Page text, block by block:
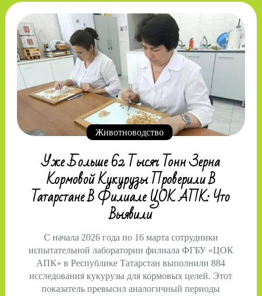
Животноводство
Уже Больше 62 Тысяч Тонн Зерна
Кормовой Кукурузы Проверили В
Татарстане В Филиале ЦОК АПК: Что
Выявили
С начала 2026 года по 16 марта сотрудники
испытательной лаборатории филиала ФГБУ «ЦОК
АПК» в Республике Татарстан выполнили 884
исследования кукурузы для кормовых целей. Этот
показатель превысил аналогичный периоды